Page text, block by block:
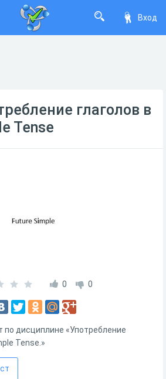
Вход
глаголов в
Tense
0 0
по дисциплине «Употребление
Tense.»